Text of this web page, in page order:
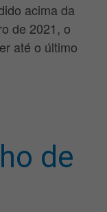
acima da
de 2021, o
até o último
de